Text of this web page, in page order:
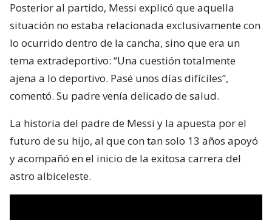
Posterior al partido, Messi explicó que aquella
situación no estaba relacionada exclusivamente con
lo ocurrido dentro de la cancha, sino que era un
tema extradeportivo: “Una cuestión totalmente
ajena a lo deportivo. Pasé unos días difíciles”,
comentó. Su padre venía delicado de salud.
La historia del padre de Messi y la apuesta por el
futuro de su hijo, al que con tan solo 13 años apoyó
y acompañó en el inicio de la exitosa carrera del
astro albiceleste.